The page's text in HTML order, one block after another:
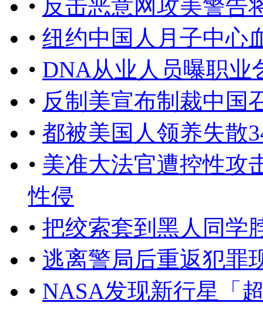
• 反击恶意网攻美警告
• 纽约中国人月子中心
• DNA从业人员曝职业
• 反制美宣布制裁中国
• 都被美国人领养失散
• 美准大法官遭控性攻
性侵
• 把绞索套到黑人同学
• 逃离警局后重返犯罪
• NASA发现新行星「